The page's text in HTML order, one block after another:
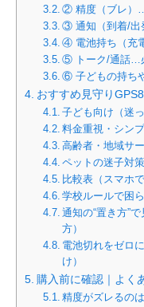
② 精度（ブレ）
③ 通知（到着/出
④ 電池持ち（充
⑤ トーク/通話…
⑥ 子どもの持ち
おすすめ見守りGPS8
子ども向け（迷
料金重視・シン
高齢者・地域サ
ペットの迷子対
比較表（スマホ
学校ルールで困
通知の“置き方”
方）
電池切れをゼロ
け）
購入前に確認｜よく
精度がズレるの